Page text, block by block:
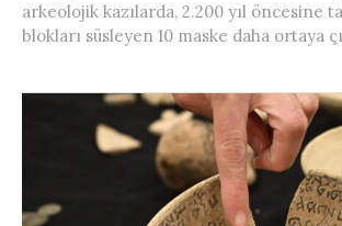
arkeolojik kazılarda, 2.200 yıl öncesine
blokları süsleyen 10 maske daha ortaya